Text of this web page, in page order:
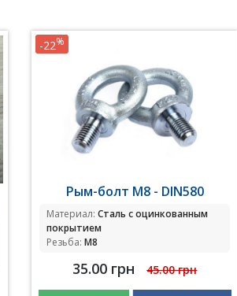
Рым-болт М8 - DIN580
Материал: Сталь с оцинкованным
покрытием
Резьба: M8
35.00 грн 45.00 грн
-22%